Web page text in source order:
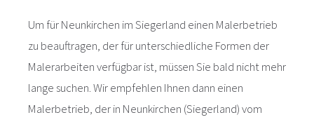
Um für Neunkirchen im Siegerland einen Malerbetrieb
zu beauftragen, der für unterschiedliche Formen der
Malerarbeiten verfügbar ist, müssen Sie bald nicht mehr
lange suchen. Wir empfehlen Ihnen dann einen
Malerbetrieb, der in Neunkirchen (Siegerland) vom